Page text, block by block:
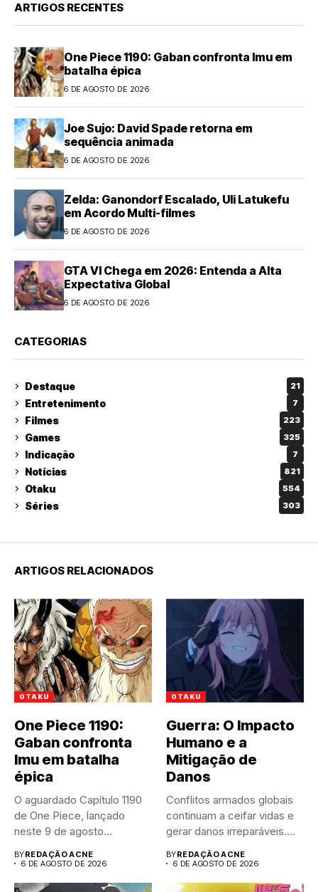
ARTIGOS RECENTES
One Piece 1190: Gaban confronta Imu em
batalha épica
6 DE AGOSTO DE 2026
Joe Sujo: David Spade retorna em
sequência animada
6 DE AGOSTO DE 2026
Zelda: Ganondorf Escalado, Uli Latukefu
em Acordo Multi-filmes
6 DE AGOSTO DE 2026
GTA VI Chega em 2026: Entenda a Alta
Expectativa Global
6 DE AGOSTO DE 2026
CATEGORIAS
Destaque 21
Entretenimento 7
Filmes 223
Games 325
Indicação 7
Notícias 821
Otaku 554
Séries 303
ARTIGOS RELACIONADOS
OTAKU
One Piece 1190:
Gaban confronta
Imu em batalha
épica
O aguardado Capítulo 1190
de One Piece, lançado
neste 9 de agosto...
BYREDAÇÃO ACNE
6 DE AGOSTO DE 2026
OTAKU
Guerra: O Impacto
Humano e a
Mitigação de
Danos
Conflitos armados globais
continuam a ceifar vidas e
gerar danos irreparáveis.
BYREDAÇÃO ACNE
6 DE AGOSTO DE 2026